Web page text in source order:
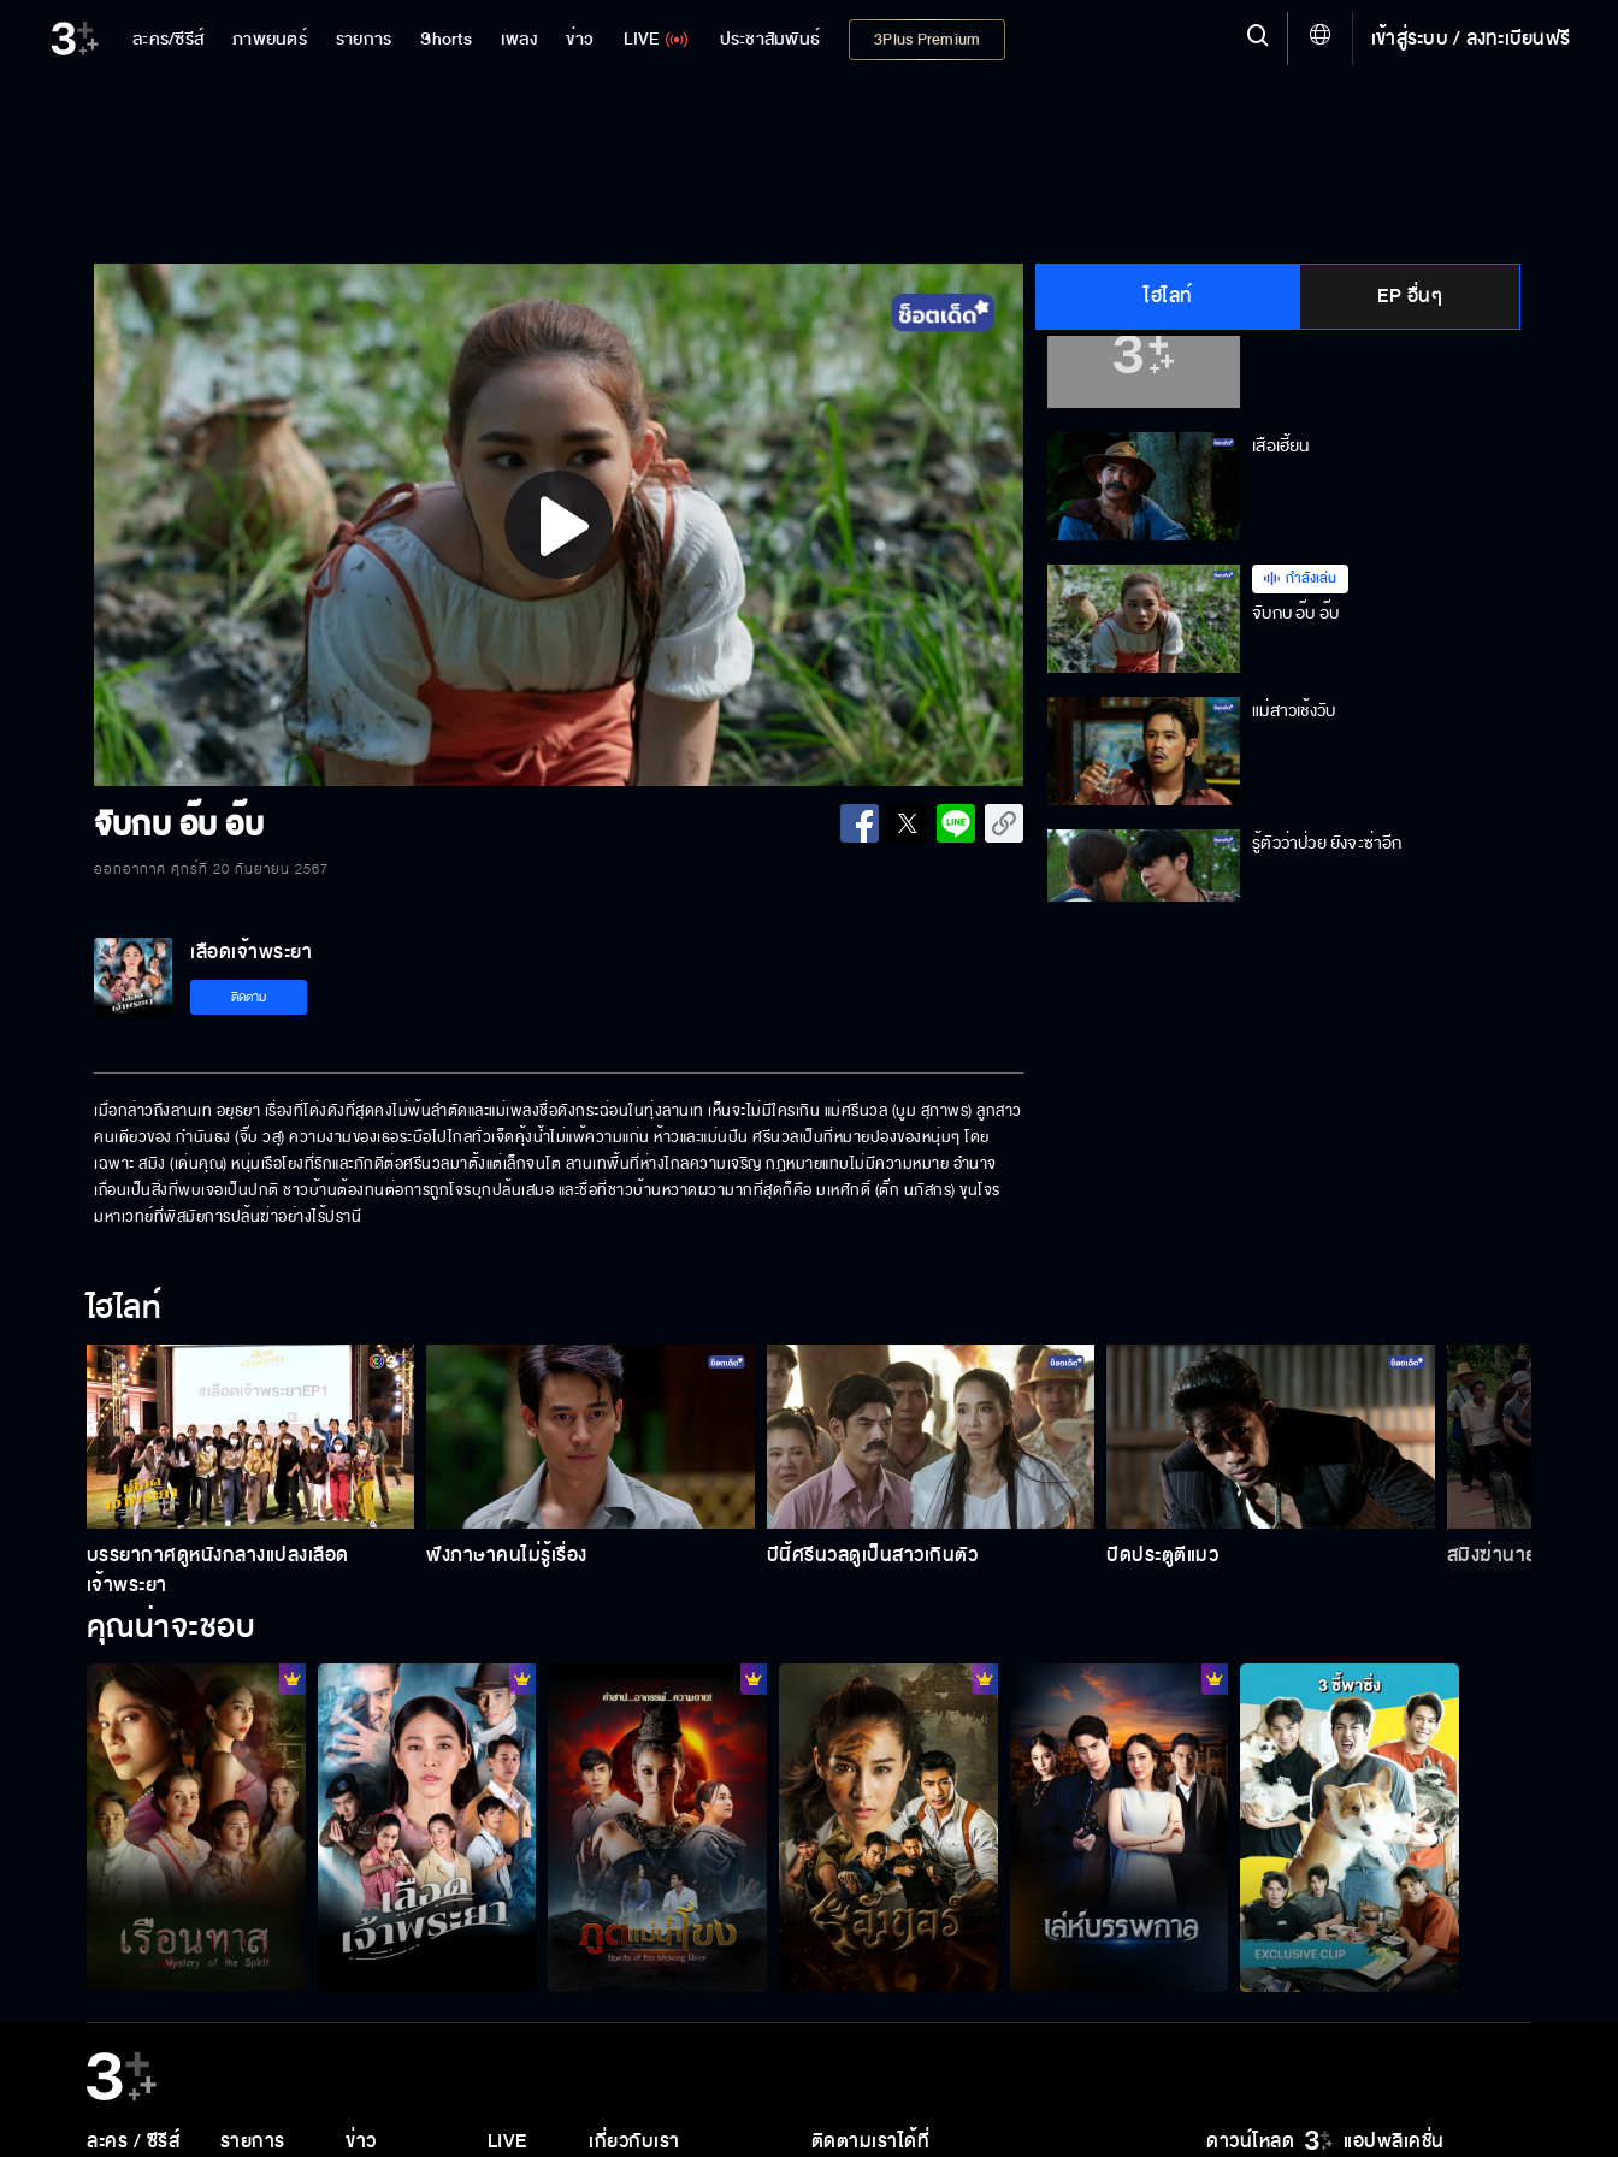
ละคร/ซีรีส์ ภาพยนตร์ รายการ Shorts เพลง ข่าว LIVE ประชาสัมพันธ์ 3Plus Premium เข้าสู่ระบบ / ลงทะเบียนฟรี
Play
Video
จับกบ อ๊บ อ๊บ
ออกอากาศ ศุกร์ที่ 20 กันยายน 2567
ไฮไลท์ EP อื่นๆ
ไอ้หน้าปลาหมึก รังแกผู้หญิง
ยอมหักไม่ยอมงอ เรื่องมันจะบานปลาย
เสือเฮี้ยน
กำลังเล่น
จับกบ อ๊บ อ๊บ
แม่สาวเช้งวับ
รู้ตัวว่าป่วย ยังจะซ่าอีก
ไอ้มเหศักดิ์ยังไม่ตาย
เดี๋ยวก็ไปก่อเรื่องอีก
เด็กเมื่อวานซืน
สมิงมีความสุข
เลือดเจ้าพระยา
ติดตาม
เมื่อกล่าวถึงลานเท อยุธยา เรื่องที่โด่งดังที่สุดคงไม่พ้นลำตัดและแม่เพลงชื่อดังกระฉ่อนในทุ่งลานเท เห็นจะไม่มีใครเกิน แม่ศรีนวล (บูม สุภาพร) ลูกสาว
คนเดียวของ กำนันธง (จิ๊บ วสุ) ความงามของเธอระบือไปไกลทั่วเจ็ดคุ้งน้ำไม่แพ้ความแก่น ห้าวและแม่นปืน ศรีนวลเป็นที่หมายปองของหนุ่มๆ โดย
เฉพาะ สมิง (เด่นคุณ) หนุ่มเรือโยงที่รักและภักดีต่อศรีนวลมาตั้งแต่เล็กจนโต ลานเทพื้นที่ห่างไกลความเจริญ กฎหมายแทบไม่มีความหมาย อำนาจ
เถื่อนเป็นสิ่งที่พบเจอเป็นปกติ ชาวบ้านต้องทนต่อการถูกโจรบุกปล้นเสมอ และชื่อที่ชาวบ้านหวาดผวามากที่สุดก็คือ มเหศักดิ์ (ตั๊ก นภัสกร) ขุนโจร
มหาเวทย์ที่พิสมัยการปล้นฆ่าอย่างไร้ปรานี
ไฮไลท์
บรรยากาศดูหนังกลางแปลงเลือด
เจ้าพระยา
ฟังภาษาคนไม่รู้เรื่อง ปีนี้ศรีนวลดูเป็นสาวเกินตัว ปิดประตูตีแมว สมิงฆ่านายอำเภอ
คุณน่าจะชอบ
ดาวน์โหลด แอปพลิเคชั่น
ละคร / ซีรีส์ รายการ ข่าว LIVE เกี่ยวกับเรา ติดตามเราได้ที่